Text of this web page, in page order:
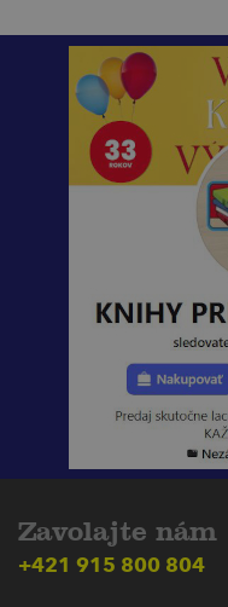
Zavolajte nám
+421 915 800 804